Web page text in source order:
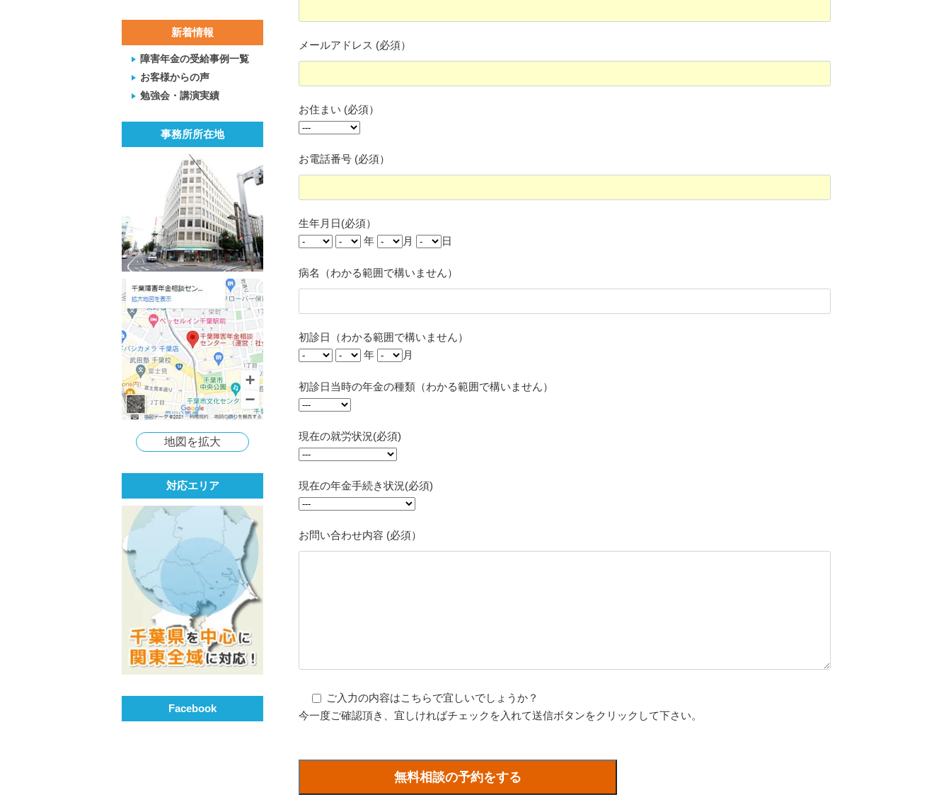
メールアドレス (必須）
お住まい (必須）
お電話番号 (必須）
生年月日(必須）
年
月 日
病名（わかる範囲で構いません）
初診日（わかる範囲で構いません）
年
月
初診日当時の年金の種類（わかる範囲で構いません）
現在の就労状況(必須)
現在の年金手続き状況(必須)
お問い合わせ内容 (必須）
ご入力の内容はこちらで宜しいでしょうか？
今一度ご確認頂き、宜しければチェックを入れて送信ボタンをクリックして下さい。
新着情報
障害年金の受給事例一覧
お客様からの声
勉強会・講演実績
事務所所在地
地図を拡大
対応エリア
Facebook